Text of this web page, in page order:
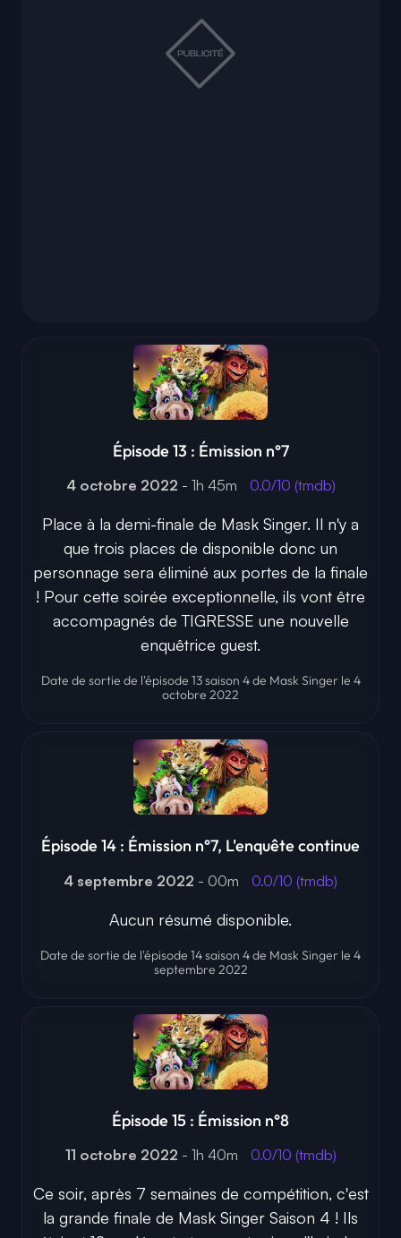
Épisode 13 : Émission n°7
4 octobre 2022 - 1h 45m 0.0/10 (tmdb)
Place à la demi-finale de Mask Singer. Il n'y a
que trois places de disponible donc un
personnage sera éliminé aux portes de la finale
! Pour cette soirée exceptionnelle, ils vont être
accompagnés de TIGRESSE une nouvelle
enquêtrice guest.
Date de sortie de l'épisode 13 saison 4 de Mask Singer le 4
octobre 2022
Épisode 14 : Émission n°7, L'enquête continue
4 septembre 2022 - 00m 0.0/10 (tmdb)
Aucun résumé disponible.
Date de sortie de l'épisode 14 saison 4 de Mask Singer le 4
septembre 2022
Épisode 15 : Émission n°8
11 octobre 2022 - 1h 40m 0.0/10 (tmdb)
Ce soir, après 7 semaines de compétition, c'est
la grande finale de Mask Singer Saison 4 ! Ils